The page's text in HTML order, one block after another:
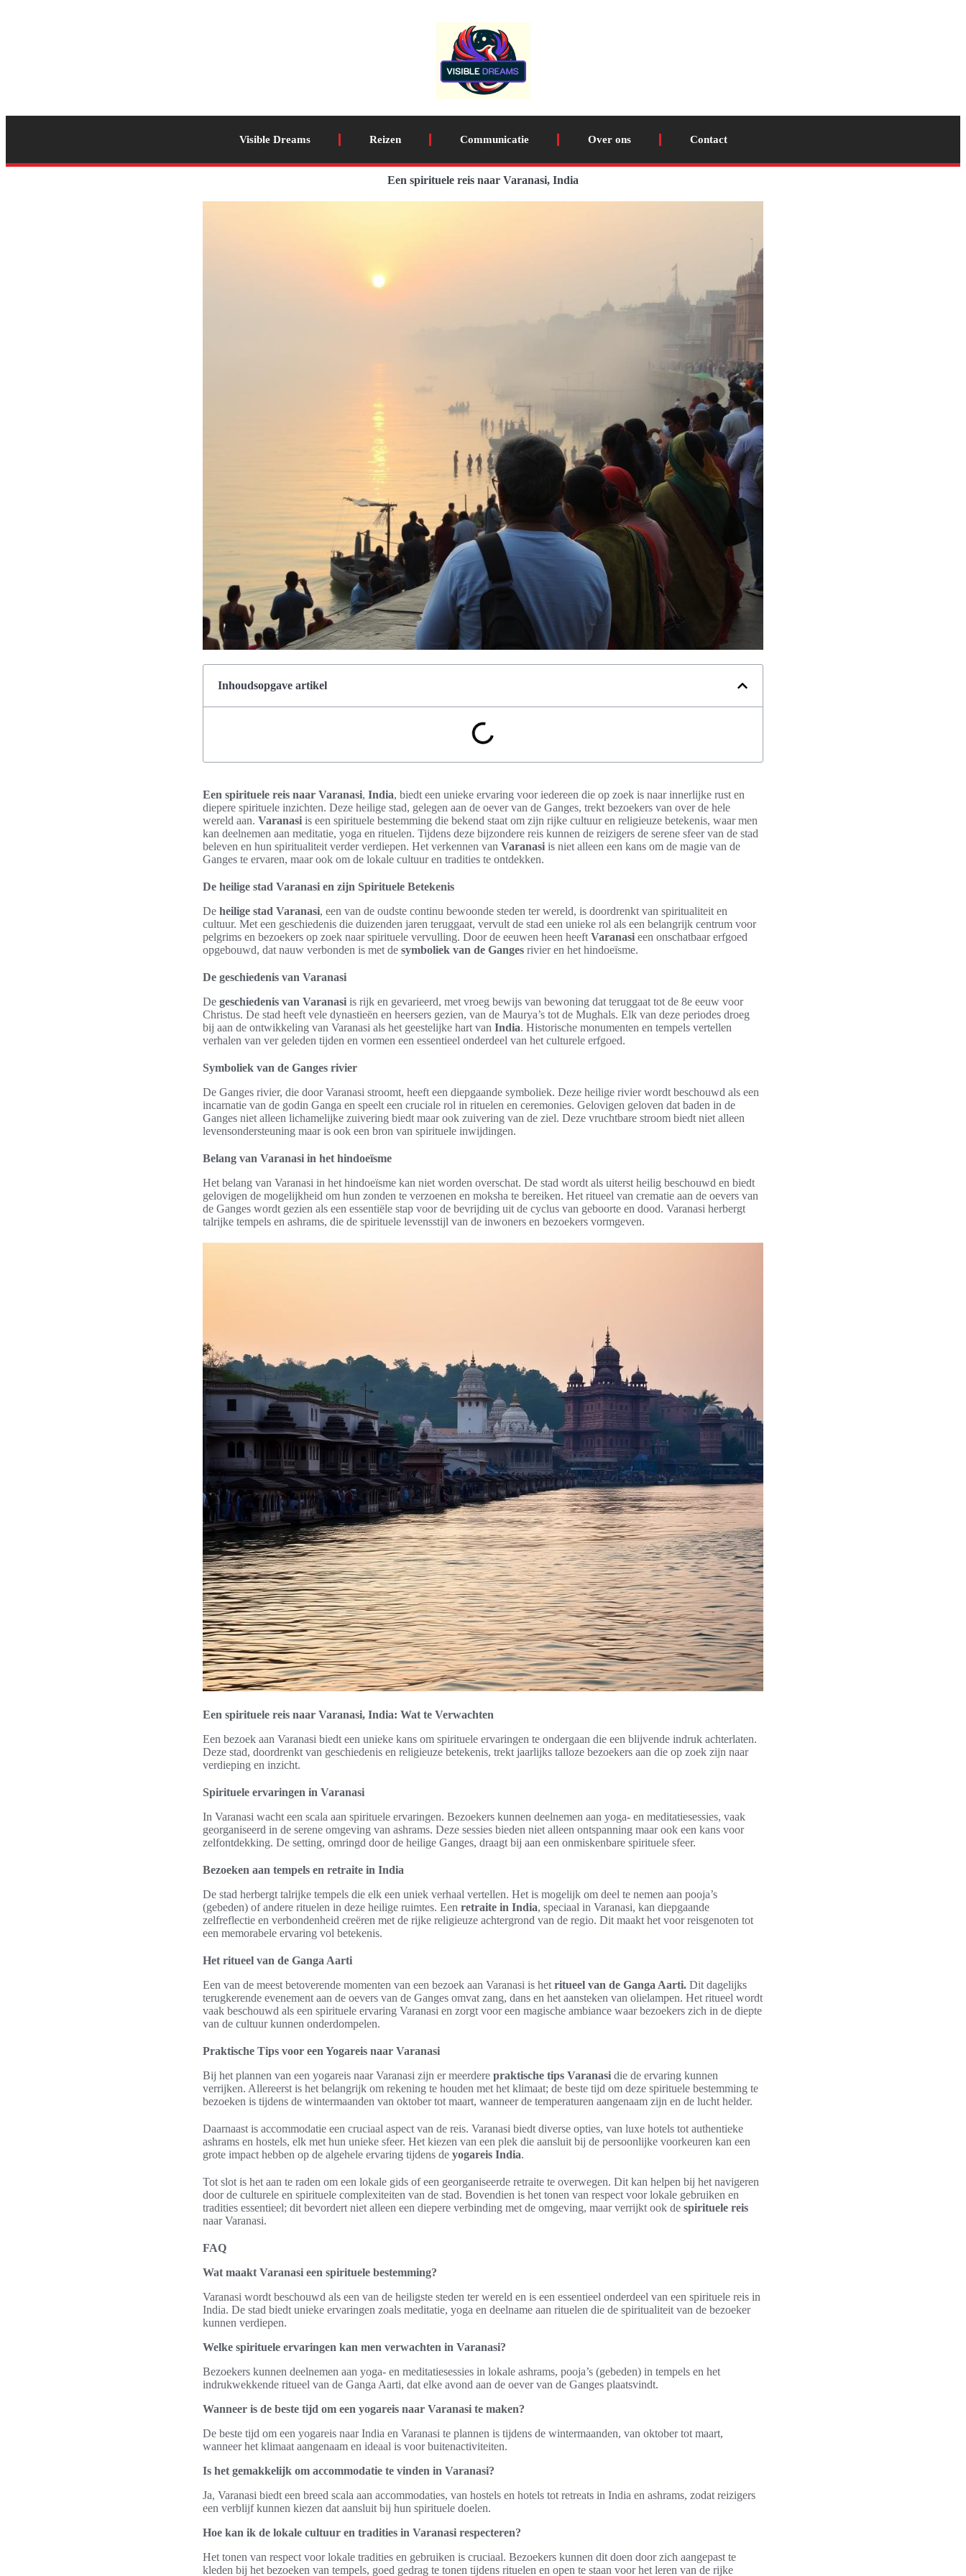
Visible Dreams Reizen Communicatie Over ons Contact
Een spirituele reis naar Varanasi, India
Inhoudsopgave artikel
Een spirituele reis naar Varanasi, India, biedt een unieke ervaring voor iedereen die op zoek is naar innerlijke rust en
diepere spirituele inzichten. Deze heilige stad, gelegen aan de oever van de Ganges, trekt bezoekers van over de hele
wereld aan. Varanasi is een spirituele bestemming die bekend staat om zijn rijke cultuur en religieuze betekenis, waar men
kan deelnemen aan meditatie, yoga en rituelen. Tijdens deze bijzondere reis kunnen de reizigers de serene sfeer van de stad
beleven en hun spiritualiteit verder verdiepen. Het verkennen van Varanasi is niet alleen een kans om de magie van de
Ganges te ervaren, maar ook om de lokale cultuur en tradities te ontdekken.
De heilige stad Varanasi en zijn Spirituele Betekenis
De heilige stad Varanasi, een van de oudste continu bewoonde steden ter wereld, is doordrenkt van spiritualiteit en
cultuur. Met een geschiedenis die duizenden jaren teruggaat, vervult de stad een unieke rol als een belangrijk centrum voor
pelgrims en bezoekers op zoek naar spirituele vervulling. Door de eeuwen heen heeft Varanasi een onschatbaar erfgoed
opgebouwd, dat nauw verbonden is met de symboliek van de Ganges rivier en het hindoeïsme.
De geschiedenis van Varanasi
De geschiedenis van Varanasi is rijk en gevarieerd, met vroeg bewijs van bewoning dat teruggaat tot de 8e eeuw voor
Christus. De stad heeft vele dynastieën en heersers gezien, van de Maurya’s tot de Mughals. Elk van deze periodes droeg
bij aan de ontwikkeling van Varanasi als het geestelijke hart van India. Historische monumenten en tempels vertellen
verhalen van ver geleden tijden en vormen een essentieel onderdeel van het culturele erfgoed.
Symboliek van de Ganges rivier
De Ganges rivier, die door Varanasi stroomt, heeft een diepgaande symboliek. Deze heilige rivier wordt beschouwd als een
incarnatie van de godin Ganga en speelt een cruciale rol in rituelen en ceremonies. Gelovigen geloven dat baden in de
Ganges niet alleen lichamelijke zuivering biedt maar ook zuivering van de ziel. Deze vruchtbare stroom biedt niet alleen
levensondersteuning maar is ook een bron van spirituele inwijdingen.
Belang van Varanasi in het hindoeïsme
Het belang van Varanasi in het hindoeïsme kan niet worden overschat. De stad wordt als uiterst heilig beschouwd en biedt
gelovigen de mogelijkheid om hun zonden te verzoenen en moksha te bereiken. Het ritueel van crematie aan de oevers van
de Ganges wordt gezien als een essentiële stap voor de bevrijding uit de cyclus van geboorte en dood. Varanasi herbergt
talrijke tempels en ashrams, die de spirituele levensstijl van de inwoners en bezoekers vormgeven.
Een spirituele reis naar Varanasi, India: Wat te Verwachten
Een bezoek aan Varanasi biedt een unieke kans om spirituele ervaringen te ondergaan die een blijvende indruk achterlaten.
Deze stad, doordrenkt van geschiedenis en religieuze betekenis, trekt jaarlijks talloze bezoekers aan die op zoek zijn naar
verdieping en inzicht.
Spirituele ervaringen in Varanasi
In Varanasi wacht een scala aan spirituele ervaringen. Bezoekers kunnen deelnemen aan yoga- en meditatiesessies, vaak
georganiseerd in de serene omgeving van ashrams. Deze sessies bieden niet alleen ontspanning maar ook een kans voor
zelfontdekking. De setting, omringd door de heilige Ganges, draagt bij aan een onmiskenbare spirituele sfeer.
Bezoeken aan tempels en retraite in India
De stad herbergt talrijke tempels die elk een uniek verhaal vertellen. Het is mogelijk om deel te nemen aan pooja’s
(gebeden) of andere rituelen in deze heilige ruimtes. Een retraite in India, speciaal in Varanasi, kan diepgaande
zelfreflectie en verbondenheid creëren met de rijke religieuze achtergrond van de regio. Dit maakt het voor reisgenoten tot
een memorabele ervaring vol betekenis.
Het ritueel van de Ganga Aarti
Een van de meest betoverende momenten van een bezoek aan Varanasi is het ritueel van de Ganga Aarti. Dit dagelijks
terugkerende evenement aan de oevers van de Ganges omvat zang, dans en het aansteken van olielampen. Het ritueel wordt
vaak beschouwd als een spirituele ervaring Varanasi en zorgt voor een magische ambiance waar bezoekers zich in de diepte
van de cultuur kunnen onderdompelen.
Praktische Tips voor een Yogareis naar Varanasi
Bij het plannen van een yogareis naar Varanasi zijn er meerdere praktische tips Varanasi die de ervaring kunnen
verrijken. Allereerst is het belangrijk om rekening te houden met het klimaat; de beste tijd om deze spirituele bestemming te
bezoeken is tijdens de wintermaanden van oktober tot maart, wanneer de temperaturen aangenaam zijn en de lucht helder.
Daarnaast is accommodatie een cruciaal aspect van de reis. Varanasi biedt diverse opties, van luxe hotels tot authentieke
ashrams en hostels, elk met hun unieke sfeer. Het kiezen van een plek die aansluit bij de persoonlijke voorkeuren kan een
grote impact hebben op de algehele ervaring tijdens de yogareis India.
Tot slot is het aan te raden om een lokale gids of een georganiseerde retraite te overwegen. Dit kan helpen bij het navigeren
door de culturele en spirituele complexiteiten van de stad. Bovendien is het tonen van respect voor lokale gebruiken en
tradities essentieel; dit bevordert niet alleen een diepere verbinding met de omgeving, maar verrijkt ook de spirituele reis
naar Varanasi.
FAQ
Wat maakt Varanasi een spirituele bestemming?
Varanasi wordt beschouwd als een van de heiligste steden ter wereld en is een essentieel onderdeel van een spirituele reis in
India. De stad biedt unieke ervaringen zoals meditatie, yoga en deelname aan rituelen die de spiritualiteit van de bezoeker
kunnen verdiepen.
Welke spirituele ervaringen kan men verwachten in Varanasi?
Bezoekers kunnen deelnemen aan yoga- en meditatiesessies in lokale ashrams, pooja’s (gebeden) in tempels en het
indrukwekkende ritueel van de Ganga Aarti, dat elke avond aan de oever van de Ganges plaatsvindt.
Wanneer is de beste tijd om een yogareis naar Varanasi te maken?
De beste tijd om een yogareis naar India en Varanasi te plannen is tijdens de wintermaanden, van oktober tot maart,
wanneer het klimaat aangenaam en ideaal is voor buitenactiviteiten.
Is het gemakkelijk om accommodatie te vinden in Varanasi?
Ja, Varanasi biedt een breed scala aan accommodaties, van hostels en hotels tot retreats in India en ashrams, zodat reizigers
een verblijf kunnen kiezen dat aansluit bij hun spirituele doelen.
Hoe kan ik de lokale cultuur en tradities in Varanasi respecteren?
Het tonen van respect voor lokale tradities en gebruiken is cruciaal. Bezoekers kunnen dit doen door zich aangepast te
kleden bij het bezoeken van tempels, goed gedrag te tonen tijdens rituelen en open te staan voor het leren van de rijke